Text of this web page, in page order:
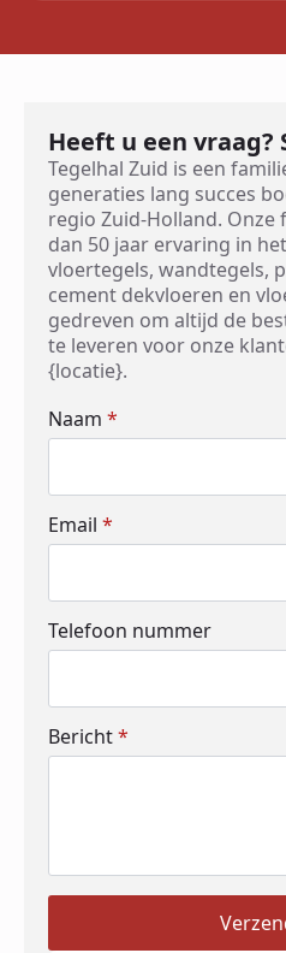
Heeft u een vraag?
Tegelhal Zuid is een
generaties lang succes
regio Zuid-Holland.
dan 50 jaar ervaring in
vloertegels, wandtegels,
cement dekvloeren en
gedreven om altijd de
te leveren voor onze
{locatie}.
Naam *
Email *
Telefoon nummer
Bericht*